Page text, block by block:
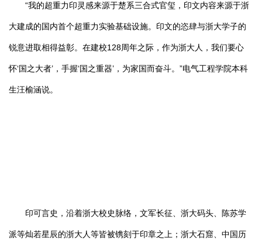
“我的超重力印灵感来源于楚系三合式官玺，印文内容来源于浙
大建成的国内首个超重力实验基础设施。印文的恣肆与浙大学子的
锐意进取相得益彰。在建校128周年之际，作为浙大人，我们要心
怀‘国之大者’，手握‘国之重器’，为家国而奋斗。”电气工程学院本科
生汪榆涵说。
印可言史，沿着浙大校史脉络，文军长征、浙大码头、陈苏学
派等灿若星辰的浙大人等皆被镌刻于印章之上；浙大石窟、中国历